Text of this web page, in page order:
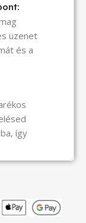
üzenet
és a
így